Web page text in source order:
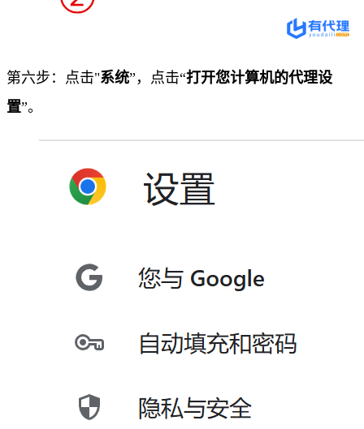
第六步：点击"系统”，点击“打开您计算机的代理设
置”。